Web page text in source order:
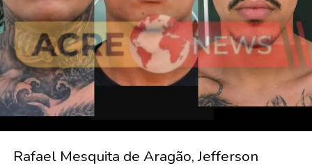
Rafael Mesquita de Aragão, Jefferson